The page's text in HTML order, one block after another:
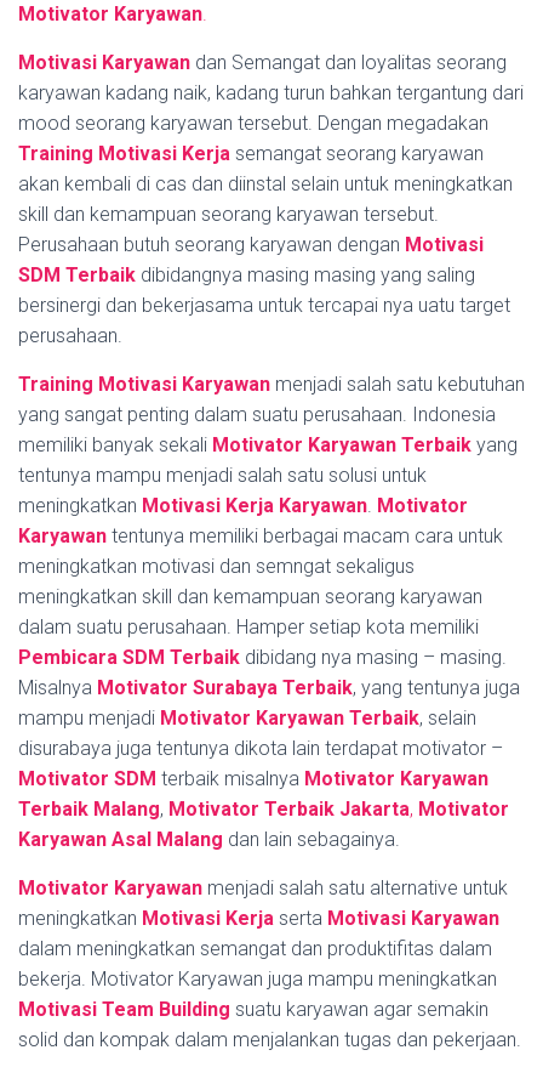
Motivator Karyawan.
Motivasi Karyawan dan Semangat dan loyalitas seorang
karyawan kadang naik, kadang turun bahkan tergantung dari
mood seorang karyawan tersebut. Dengan megadakan
Training Motivasi Kerja semangat seorang karyawan
akan kembali di cas dan diinstal selain untuk meningkatkan
skill dan kemampuan seorang karyawan tersebut.
Perusahaan butuh seorang karyawan dengan Motivasi
SDM Terbaik dibidangnya masing masing yang saling
bersinergi dan bekerjasama untuk tercapai nya uatu target
perusahaan.
Training Motivasi Karyawan menjadi salah satu kebutuhan
yang sangat penting dalam suatu perusahaan. Indonesia
memiliki banyak sekali Motivator Karyawan Terbaik yang
tentunya mampu menjadi salah satu solusi untuk
meningkatkan Motivasi Kerja Karyawan. Motivator
Karyawan tentunya memiliki berbagai macam cara untuk
meningkatkan motivasi dan semngat sekaligus
meningkatkan skill dan kemampuan seorang karyawan
dalam suatu perusahaan. Hamper setiap kota memiliki
Pembicara SDM Terbaik dibidang nya masing – masing.
Misalnya Motivator Surabaya Terbaik, yang tentunya juga
mampu menjadi Motivator Karyawan Terbaik, selain
disurabaya juga tentunya dikota lain terdapat motivator –
Motivator SDM terbaik misalnya Motivator Karyawan
Terbaik Malang, Motivator Terbaik Jakarta, Motivator
Karyawan Asal Malang dan lain sebagainya.
Motivator Karyawan menjadi salah satu alternative untuk
meningkatkan Motivasi Kerja serta Motivasi Karyawan
dalam meningkatkan semangat dan produktifitas dalam
bekerja. Motivator Karyawan juga mampu meningkatkan
Motivasi Team Building suatu karyawan agar semakin
solid dan kompak dalam menjalankan tugas dan pekerjaan.